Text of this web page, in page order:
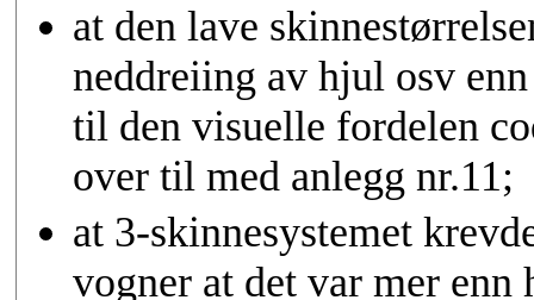
at den lave
neddreiing av hjul osv
til den visuelle fordelen
over til med anlegg nr.11;
at 3-skinnesystemet
vogner at det var mer